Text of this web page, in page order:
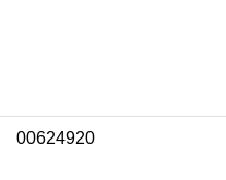
00624920